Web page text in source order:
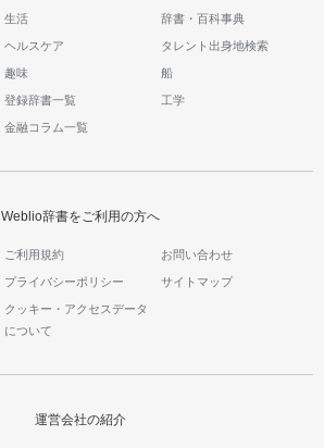
生活 辞書・百科事典
ヘルスケア タレント出身地検索
趣味 船
登録辞書一覧 工学
金融コラム一覧
Weblio辞書をご利用の方へ
ご利用規約 お問い合わせ
プライバシーポリシー サイトマップ
クッキー・アクセスデータ
について
運営会社の紹介